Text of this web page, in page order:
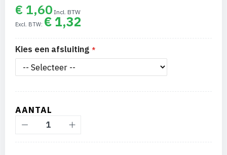
begin€ 1,60
€ 1,32
Kies een afsluiting
AANTAL